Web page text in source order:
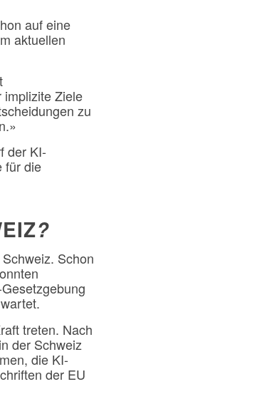
auf eine
aktuellen
implizite Ziele
zu
der KI-
für die
?
Schon
treten. Nach
der Schweiz
die KI-
der EU